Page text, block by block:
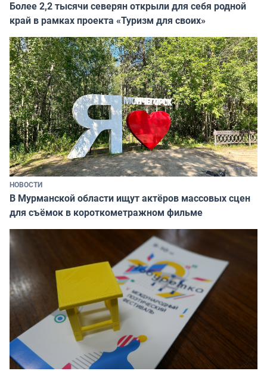
Более 2,2 тысячи северян открыли для себя родной
край в рамках проекта «Туризм для своих»
НОВОСТИ
В Мурманской области ищут актёров массовых сцен
для съёмок в короткометражном фильме